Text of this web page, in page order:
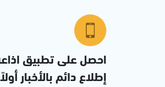
احصل على تطبيق
إطلاع دائم بالأخبار